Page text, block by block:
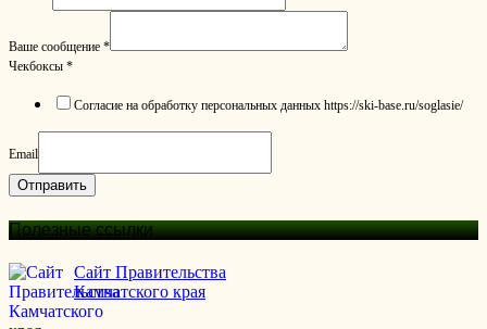
Ваше сообщение *
Чекбоксы *
Согласие на обработку персональных данных https://ski-base.ru/soglasie/
Email
Отправить
Полезные ссылки
Сайт Правительства
Камчатского края